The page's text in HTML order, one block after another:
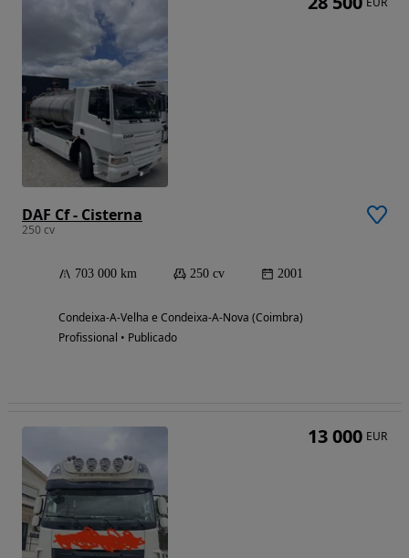
DAF Cf - Cisterna
250 cv
703 000 km 250 cv 2001
Condeixa-A-Velha e Condeixa-A-Nova (Coimbra)
Profissional • Publicado
13 000 EUR